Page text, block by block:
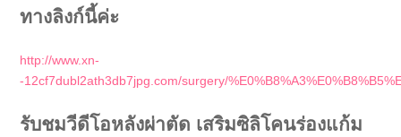
ทางลิงก์นี้ค่ะ
http://www.xn-
-12cf7dubl2ath3db7jpg.com/surgery/
รับชมวีดีโอหลังผ่าตัด เสริมซิลิโคนร่องแก้ม